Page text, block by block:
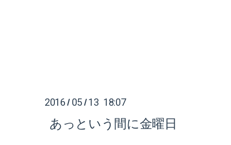
2016 / 05 / 13 18:07
あっという間に金曜日